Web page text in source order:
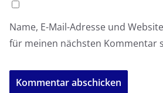
Name, E-Mail-Adresse und
für meinen nächsten Kommentar